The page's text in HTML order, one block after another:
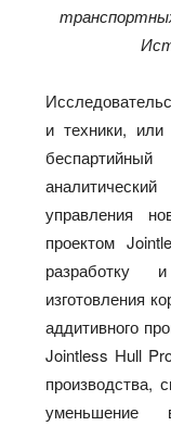
и техники, или
управления
проектом
разработку
изготовления
аддитивного
Jointless Hull
производства,
уменьшение